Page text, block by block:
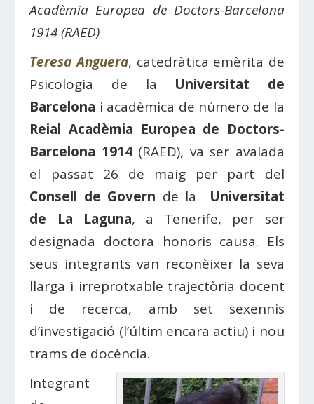
Acadèmia Europea de Doctors-Barcelona
1914 (RAED)
Teresa Anguera, catedràtica emèrita de
Psicologia de la Universitat de
Barcelona i acadèmica de número de la
Reial Acadèmia Europea de Doctors-
Barcelona 1914(RAED), va ser avalada
el passat 26 de maig per part del
Consell de Govern de la Universitat
de La Laguna, a Tenerife, per ser
designada doctora honoris causa. Els
seus integrants van reconèixer la seva
llarga i irreprotxable trajectòria docent
i de recerca, amb set sexennis
d’investigació (l’últim encara actiu) i nou
trams de docència.
Integrant